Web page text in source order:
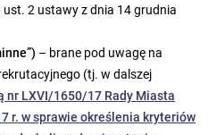
2 ustawy z dnia 14 grudnia
– brane pod uwagę na
(tj. w dalszej
nr LXVI/1650/17 Rady Miasta
r. w sprawie określenia kryteriów